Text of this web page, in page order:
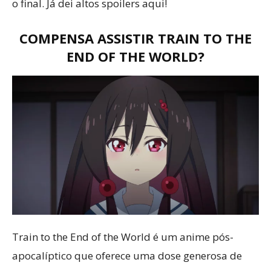
o final. Já dei altos spoilers aqui!
COMPENSA ASSISTIR TRAIN TO THE
END OF THE WORLD?
Train to the End of the World é um anime pós-
apocalíptico que oferece uma dose generosa de